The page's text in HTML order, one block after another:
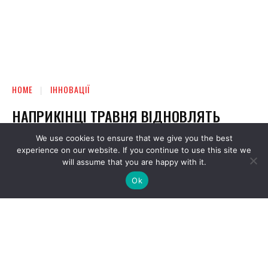
We use cookies to ensure that we give you the best
experience on our website. If you continue to use this site we
will assume that you are happy with it.
Ok